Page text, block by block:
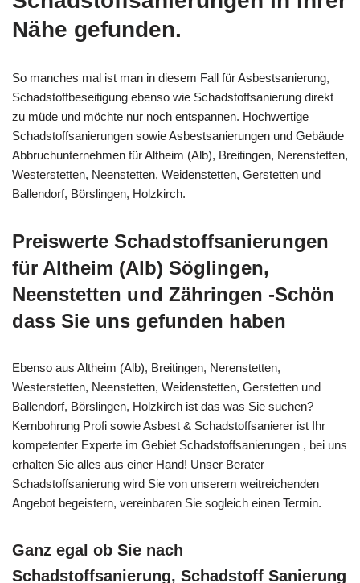
Nähe gefunden.
So manches mal ist man in diesem Fall für Asbestsanierung,
Schadstoffbeseitigung ebenso wie Schadstoffsanierung direkt
zu müde und möchte nur noch entspannen. Hochwertige
Schadstoffsanierungen sowie Asbestsanierungen und Gebäude
Abbruchunternehmen für Altheim (Alb), Breitingen, Nerenstetten,
Westerstetten, Neenstetten, Weidenstetten, Gerstetten und
Ballendorf, Börslingen, Holzkirch.
Preiswerte Schadstoffsanierungen
für Altheim (Alb) Söglingen,
Neenstetten und Zähringen -Schön
dass Sie uns gefunden haben
Ebenso aus Altheim (Alb), Breitingen, Nerenstetten,
Westerstetten, Neenstetten, Weidenstetten, Gerstetten und
Ballendorf, Börslingen, Holzkirch ist das was Sie suchen?
Kernbohrung Profi sowie Asbest & Schadstoffsanierer ist Ihr
kompetenter Experte im Gebiet Schadstoffsanierungen , bei uns
erhalten Sie alles aus einer Hand! Unser Berater
Schadstoffsanierung wird Sie von unserem weitreichenden
Angebot begeistern, vereinbaren Sie sogleich einen Termin.
Ganz egal ob Sie nach
Schadstoffsanierung, Schadstoff Sanierung